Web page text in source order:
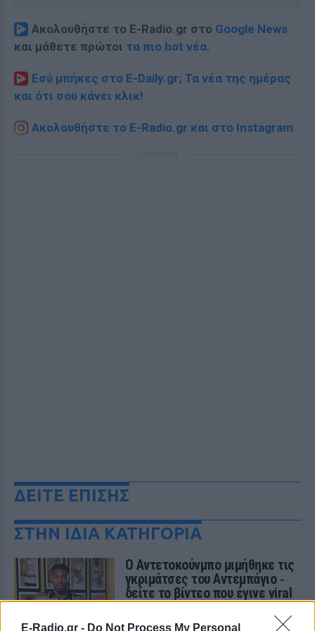
E-Radio.gr - Do Not Process My Personal
Ακολουθήστε το E-Radio.gr στο Google News
και μάθετε πρώτοι τα πιο hot νέα.
Εσύ μπήκες στο E-Daily.gr; Τα νέα της ημέρας
και ότι σου κάνει κλικ!
Ακολουθήστε το E-Radio.gr και στο Instagram
ΔΕΙΤΕ ΕΠΙΣΗΣ
ΣΤΗΝ ΙΔΙΑ ΚΑΤΗΓΟΡΙΑ
Ο Αντετοκούνμπο μιμήθηκε τις
γκριμάτσες του Αντεμπάγιο ‑
δείτε το βίντεο που έγινε viral